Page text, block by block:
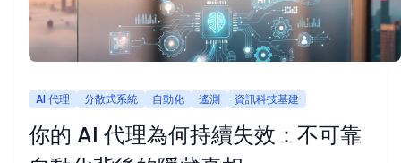
AI 代理 分散式系統 自動化 遙測 資訊科技基建
你的 AI 代理為何持續失效：不可靠